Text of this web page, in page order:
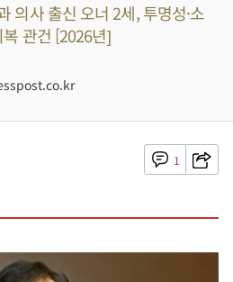
의사 출신 오너 2세, 투명성·소
관건 [2026년]
1